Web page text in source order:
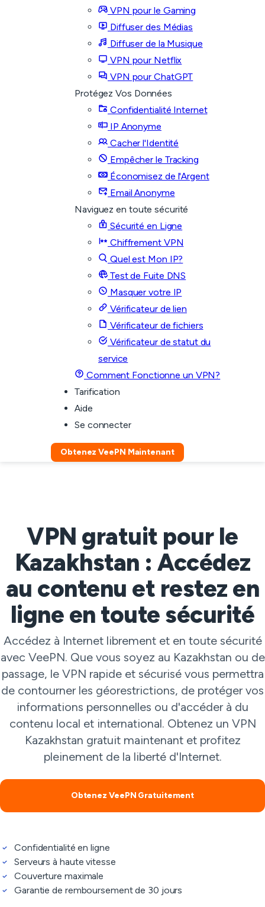
VPN pour le Gaming
Diffuser des Médias
Diffuser de la Musique
VPN pour Netflix
VPN pour ChatGPT
Protégez Vos Données
Confidentialité Internet
IP Anonyme
Cacher l'Identité
Empêcher le Tracking
Économisez de l'Argent
Email Anonyme
Naviguez en toute sécurité
Sécurité en Ligne
Chiffrement VPN
Quel est Mon IP?
Test de Fuite DNS
Masquer votre IP
Vérificateur de lien
Vérificateur de fichiers
Vérificateur de statut du
service
Comment Fonctionne un VPN?
Tarification
Aide
Se connecter
Obtenez VeePN Maintenant
VPN gratuit pour le
Kazakhstan : Accédez
au contenu et restez en
ligne en toute sécurité
Accédez à Internet librement et en toute sécurité
avec VeePN. Que vous soyez au Kazakhstan ou de
passage, le VPN rapide et sécurisé vous permettra
de contourner les géorestrictions, de protéger vos
informations personnelles ou d'accéder à du
contenu local et international. Obtenez un VPN
Kazakhstan gratuit maintenant et profitez
pleinement de la liberté d'Internet.
Obtenez VeePN Gratuitement
Confidentialité en ligne
Serveurs à haute vitesse
Couverture maximale
Garantie de remboursement de 30 jours